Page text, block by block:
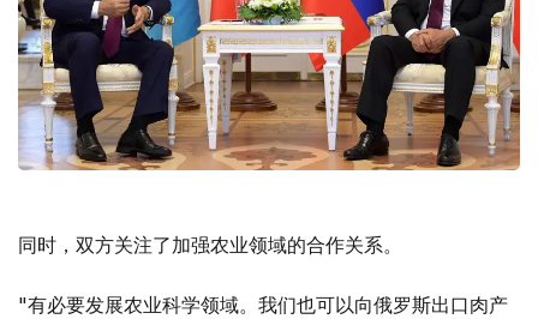
同时，双方关注了加强农业领域的合作关系。
"有必要发展农业科学领域。我们也可以向俄罗斯出口肉产